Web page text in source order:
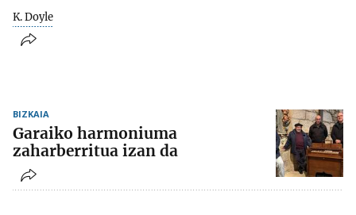
K. Doyle
BIZKAIA
Garaiko harmoniuma
zaharberritua izan da